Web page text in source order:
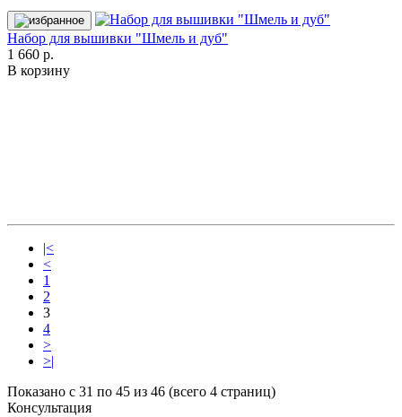
Набор для вышивки "Шмель и дуб"
1 660 р.
В корзину
|<
<
1
2
3
4
>
>|
Показано с 31 по 45 из 46 (всего 4 страниц)
Консультация